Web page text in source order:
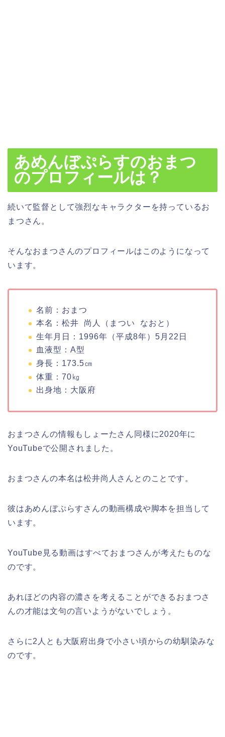
あめんぼぷらすのおまつ
のプロフィールは？
続いて監督として強烈なキャラクターを持っているお
まつさん。
そんなおまつさんのプロフィールはこのようになって
います。
名前：おまつ
本名：松井 尚人（まつい なおと）
生年月日：1996年（平成8年）5月22日
血液型：A型
身長：173.5㎝
体重：70㎏
出身地：大阪府
おまつさんの情報もしょーたさん同様に2020年に
YouTubeで公開されました。
おまつさんの本名は松井尚人さんとのことです。
彼はあめんぼぷらすさんの動画構成や脚本を担当して
います。
YouTube見る動画はすべておまつさんが考えたものな
のです。
あれほどの内容の濃さを考えることができるおまつさ
んの才能は文句の言いようがないでしょう。
さらに2人とも大阪府出身で小さい頃からの幼馴染みな
のです。